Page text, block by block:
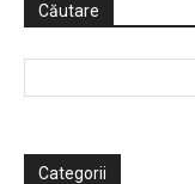
Căutare
Categorii